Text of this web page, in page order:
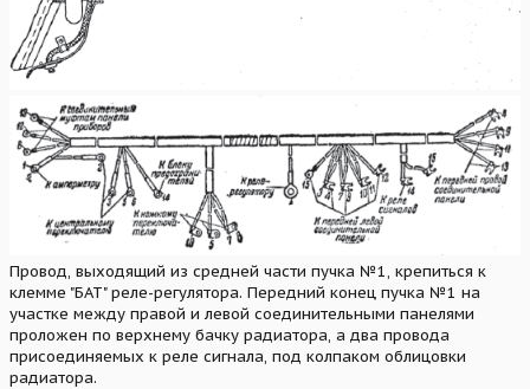
Провод, выходящий из средней части пучка №1, крепиться к
клемме "БАТ" реле-регулятора. Передний конец пучка №1 на
участке между правой и левой соединительными панелями
проложен по верхнему бачку радиатора, а два провода
присоединяемых к реле сигнала, под колпаком облицовки
радиатора.